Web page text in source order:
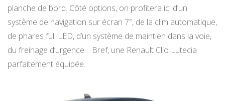
planche de bord. Côté options, on profitera ici d’un
système de navigation sur écran 7″, de la clim automatique,
de phares full LED, d’un système de maintien dans la voie,
du freinage d’urgence… Bref, une Renault Clio Lutecia
parfaitement équipée.